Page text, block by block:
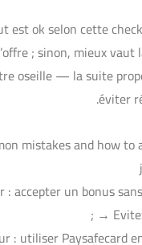
est ok selon cette
; sinon, mieux
oseille — la suite
éviter
mistakes and how to
: accepter un bonus
→
: utiliser Paysafecard